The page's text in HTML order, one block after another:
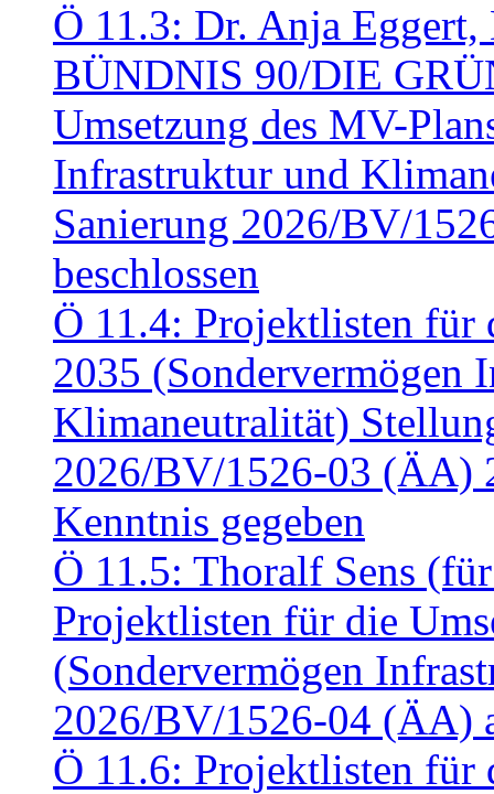
Ö 11.3: Dr. Anja
BÜNDNIS 90/DIE
Umsetzung des MV-
Infrastruktur und
Sanierung 2026/BV/
beschlossen
Ö 11.4: Projektlisten für
2035 (Sondervermögen
Klimaneutralität)
2026/BV/1526-03 (ÄA)
Kenntnis gegeben
Ö 11.5: Thoralf Sens
Projektlisten für die
(Sondervermögen
2026/BV/1526-04 (ÄA)
Ö 11.6: Projektlisten für